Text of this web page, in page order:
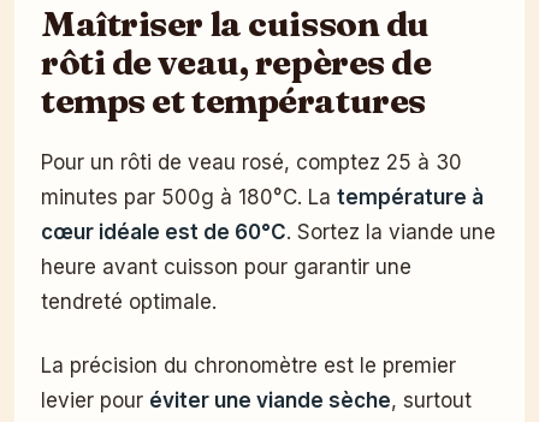
Maîtriser la cuisson du
rôti de veau, repères de
temps et températures
Pour un rôti de veau rosé, comptez 25 à 30
minutes par 500g à 180°C. La température à
cœur idéale est de 60°C. Sortez la viande une
heure avant cuisson pour garantir une
tendreté optimale.
La précision du chronomètre est le premier
levier pour éviter une viande sèche, surtout